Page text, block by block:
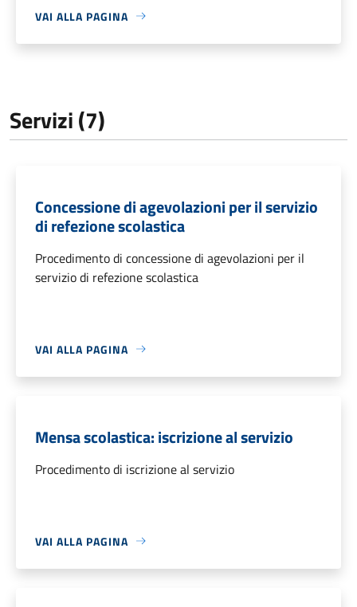
VAI ALLA PAGINA
Servizi (7)
Concessione di agevolazioni per il servizio
di refezione scolastica
Procedimento di concessione di agevolazioni per il
servizio di refezione scolastica
VAI ALLA PAGINA
Mensa scolastica: iscrizione al servizio
Procedimento di iscrizione al servizio
VAI ALLA PAGINA